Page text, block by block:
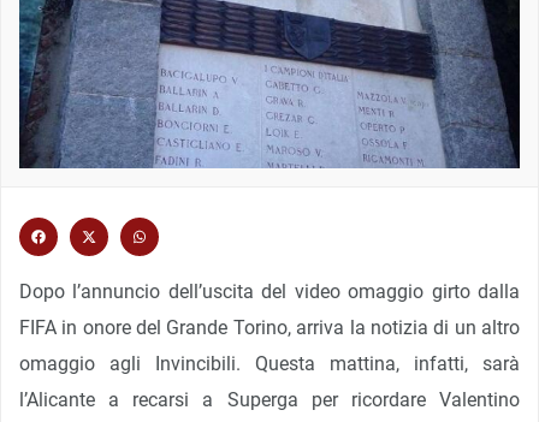
Dopo l’annuncio dell’uscita del video omaggio girto dalla
FIFA in onore del Grande Torino, arriva la notizia di un altro
omaggio agli Invincibili. Questa mattina, infatti, sarà
l’Alicante a recarsi a Superga per ricordare Valentino